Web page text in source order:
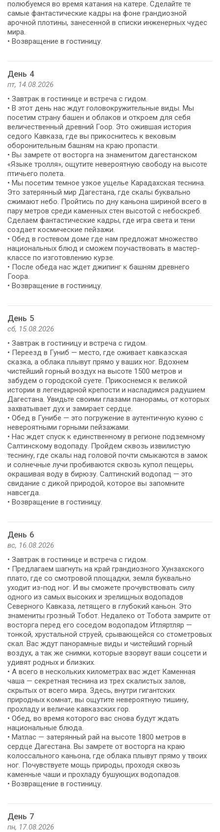
полюбуемся во время катания на катере. Сделайте те
самые фантастические кадры на фоне грандиозной
арочной плотины, занесенной в списки инженерных чудес
мира.
• Возвращение в гостиницу.
День 4
пт, 14.08.2026
• Завтрак в гостинице и встреча с гидом.
• В этот день нас ждут головокружительные виды. Мы
посетим страну башен и облаков и откроем для себя
величественный древний Гоор. Это ожившая история
седого Кавказа, где вы прикоснитесь к вековым
оборонительным башням на краю пропасти.
• Вы замрете от восторга на знаменитом дагестанском
«Языке тролля», ощутите невероятную свободу на высоте
птичьего полета.
• Мы посетим темное узкое ущелье Карадахская теснина.
Это затерянный мир Дагестана, где скалы буквально
сжимают небо. Пройтись по дну каньона шириной всего в
пару метров среди каменных стен высотой с небоскреб.
Сделаем фантастические кадры, где игра света и тени
создает космические пейзажи.
• Обед в гостевом доме где нам предложат множество
национальных блюд и сможем поучаствовать в мастер-
классе по изготовлению курзе.
• После обеда нас ждет джипинг к башням древнего
Гоора.
• Возвращение в гостиницу.
День 5
сб, 15.08.2026
• Завтрак в гостиницу и встреча с гидом.
• Переезд в Гуниб — место, где оживает кавказская
сказка, а облака плывут прямо у ваших ног. Вдохнем
чистейший горный воздух на высоте 1500 метров и
забудем о городской суете. Прикоснемся к великой
истории в легендарной крепости и насладимся радушием
Дагестана. Увидьте своими глазами панорамы, от которых
захватывает дух и замирает сердце.
• Обед в Гунибе — это погружение в аутентичную кухню с
невероятными горными пейзажами.
• Нас ждет спуск к единственному в регионе подземному
Салтинскому водопаду. Пройдем сквозь извилистую
теснину, где скалы над головой почти смыкаются в замок
и солнечные лучи пробиваются сквозь купол пещеры,
окрашивая воду в бирюзу. Салтинский водопад — это
свидание с дикой природой, которое вы запомните
навсегда.
• Возвращение в гостиницу.
День 6
вс, 16.08.2026
• Завтрак в гостинице и встреча с гидом.
• Предлагаем шагнуть на край грандиозного Хунзахского
плато, где со смотровой площадки, земля буквально
уходит из-под ног. И вы сможете прочувствовать силу
одного из самых высоких и зрелищных водопадов
Северного Кавказа, летящего в глубокий каньон. Это
знамениты грозный Тобот. Недалеко от Тобота замрите от
восторга перед его соседом водопадом Итляртляр —
тонкой, хрустальной струей, срывающейся со стометровых
скал. Вас ждут панорамные виды и чистейший горный
воздух, а так же снимки, которые взорвут ваши соцсети и
удивят родных и близких.
• А всего в нескольких километрах вас ждет Каменная
чаша — секретная теснина из трех скалистых залов,
скрытых от всего мира. Здесь, внутри гигантских
природных комнат, вы ощутите невероятную тишину,
прохладу и величие кавказских гор.
• Обед, во время которого вас снова будут ждать
национальные блюда.
• Матлас — затерянный рай на высоте 1800 метров в
сердце Дагестана. Вы замрете от восторга на краю
колоссального каньона, где облака плывут прямо у твоих
ног. Почувствуете мощь природы, проходя сквозь
каменные чаши и прохладу бушующих водопадов.
• Возвращение в гостиницу.
День 7
пн, 17.08.2026